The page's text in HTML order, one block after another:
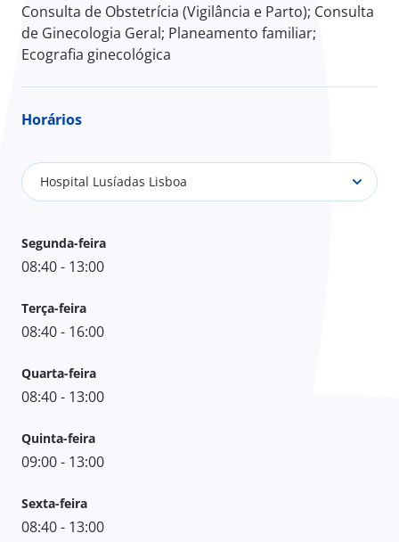
Consulta de Obstetrícia (Vigilância e Parto); Consulta
de Ginecologia Geral; Planeamento familiar;
Ecografia ginecológica
Horários
Hospital Lusíadas Lisboa
Segunda-feira
08:40 - 13:00
Terça-feira
08:40 - 16:00
Quarta-feira
08:40 - 13:00
Quinta-feira
09:00 - 13:00
Sexta-feira
08:40 - 13:00